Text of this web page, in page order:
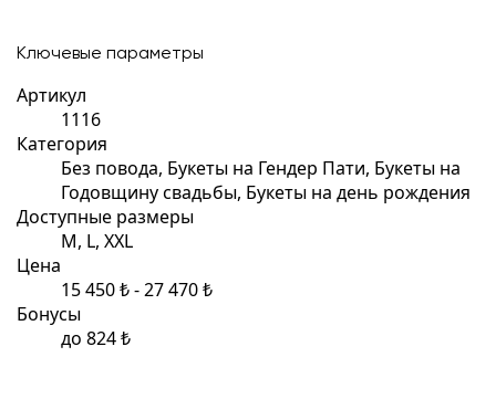
Ключевые параметры
Артикул
1116
Категория
Без повода, Букеты на Гендер Пати, Букеты на
Годовщину свадьбы, Букеты на день рождения
Доступные размеры
M, L, XXL
Цена
15 450 ₺ - 27 470 ₺
Бонусы
до 824 ₺